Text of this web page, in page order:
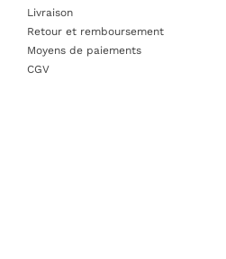
Livraison
Retour et remboursement
Moyens de paiements
CGV